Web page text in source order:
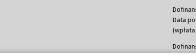
Data